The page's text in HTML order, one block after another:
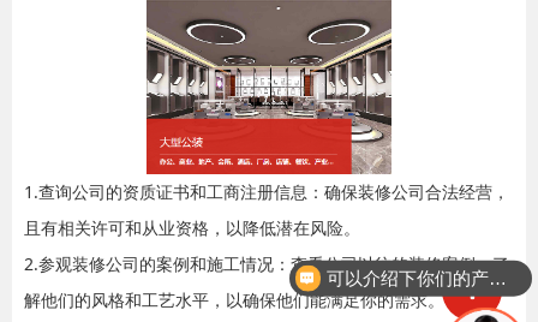
1.查询公司的资质证书和工商注册信息：确保装修公司合法经营，
且有相关许可和从业资格，以降低潜在风险。
2.参观装修公司的案例和施工情况：查看公司以往的装修案例，了
解他们的风格和工艺水平，以确保他们能满足你的需求。
可以介绍下你们的产品么